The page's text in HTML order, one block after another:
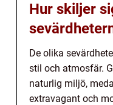
Hur skiljer
De olika
stil och atmosfär.
naturlig miljö,
extravagant och